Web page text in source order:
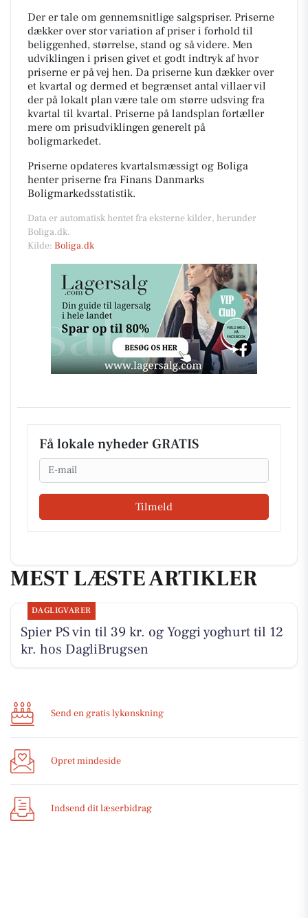
Der er tale om gennemsnitlige salgspriser. Priserne
dækker over stor variation af priser i forhold til
beliggenhed, størrelse, stand og så videre. Men
udviklingen i prisen givet et godt indtryk af hvor
priserne er på vej hen. Da priserne kun dækker over
et kvartal og dermed et begrænset antal villaer vil
der på lokalt plan være tale om større udsving fra
kvartal til kvartal. Priserne på landsplan fortæller
mere om prisudviklingen generelt på
boligmarkedet.
Priserne opdateres kvartalsmæssigt og Boliga
henter priserne fra Finans Danmarks
Boligmarkedsstatistik.
Data er automatisk hentet fra eksterne kilder, herunder
Boliga.dk.
Kilde: Boliga.dk
Få lokale nyheder GRATIS
Email
Tilmeld
MEST LÆSTE ARTIKLER
DAGLIGVARER
Spier PS vin til 39 kr. og Yoggi yoghurt til 12
kr. hos DagliBrugsen
Send en gratis lykønskning
Opret mindeside
Indsend dit læserbidrag